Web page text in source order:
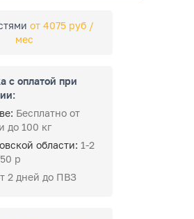
от 4075 руб /
мес
с оплатой при
Бесплатно от
до 100 кг
области: 1-2
р
2 дней до ПВЗ